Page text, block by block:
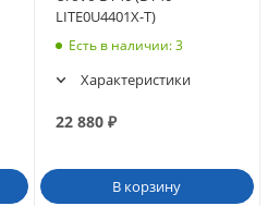
LITE0U4401X-T)
Есть в наличии: 3
Характеристики
22 880₽
В корзину